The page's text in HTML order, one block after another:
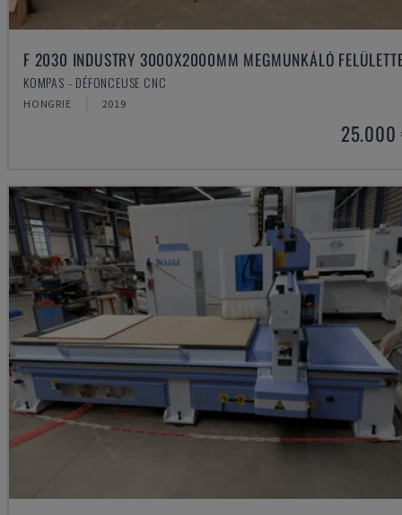
F 2030 INDUSTRY 3000X2000MM MEGMUNKÁLÓ
KOMPAS - DÉFONCEUSE CNC
HONGRIE 2019
25.000